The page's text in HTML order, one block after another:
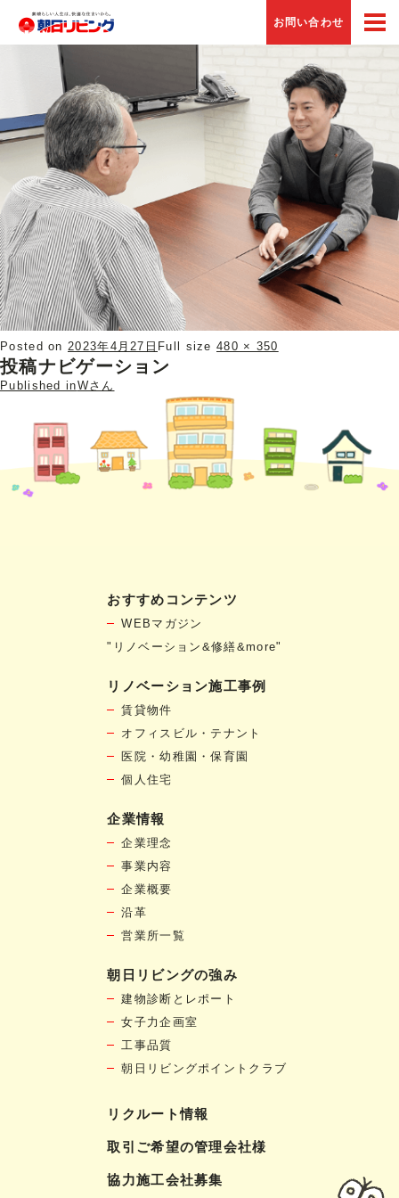
お問い合わせ
Next Image
staff_16_01_sp
Posted on 2023年4月27日 Full size 480 × 350
投稿ナビゲーション
Published inWさん
おすすめコンテンツ
WEBマガジン
"リノベーション&修繕&more"
リノベーション施工事例
賃貸物件
オフィスビル・テナント
医院・幼稚園・保育園
個人住宅
企業情報
企業理念
事業内容
企業概要
沿革
営業所一覧
朝日リビングの強み
建物診断とレポート
女子力企画室
工事品質
朝日リビングポイントクラブ
リクルート情報
取引ご希望の管理会社様
協力施工会社募集